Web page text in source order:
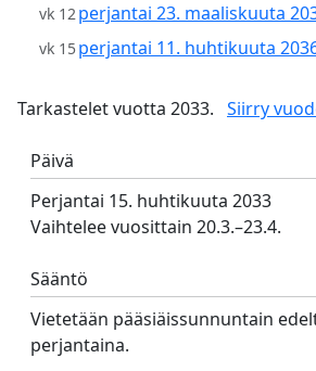
vk 12 perjantai 23. maaliskuuta
vk 15perjantai 11. huhtikuuta
Tarkastelet vuotta 2033. Siirry
Päivä
Perjantai 15. huhtikuuta 2033
Vaihtelee vuosittain 20.3.–23.4.
Sääntö
Vietetään pääsiäissunnuntain
perjantaina.